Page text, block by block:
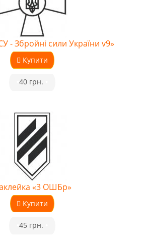
- Збройні сили України v9»
Купити
40 грн.
«3 ОШБр»
Купити
45 грн.